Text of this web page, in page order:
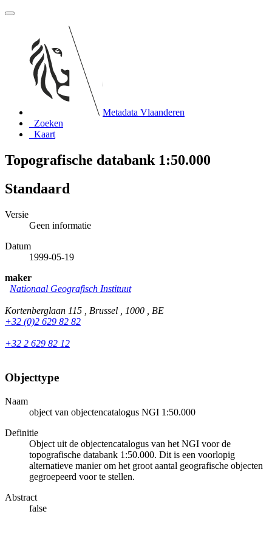
Metadata Vlaanderen
Zoeken
Kaart
Topografische databank 1:50.000
Standaard
Versie
Geen informatie
Datum
1999-05-19
maker
Nationaal Geografisch Instituut
Kortenberglaan 115 , Brussel , 1000 , BE
+32 (0)2 629 82 82
+32 2 629 82 12
Objecttype
Naam
object van objectencatalogus NGI 1:50.000
Definitie
Object uit de objectencatalogus van het NGI voor de
topografische databank 1:50.000. Dit is een voorlopig
alternatieve manier om het groot aantal geografische objecten
gegroepeerd voor te stellen.
Abstract
false